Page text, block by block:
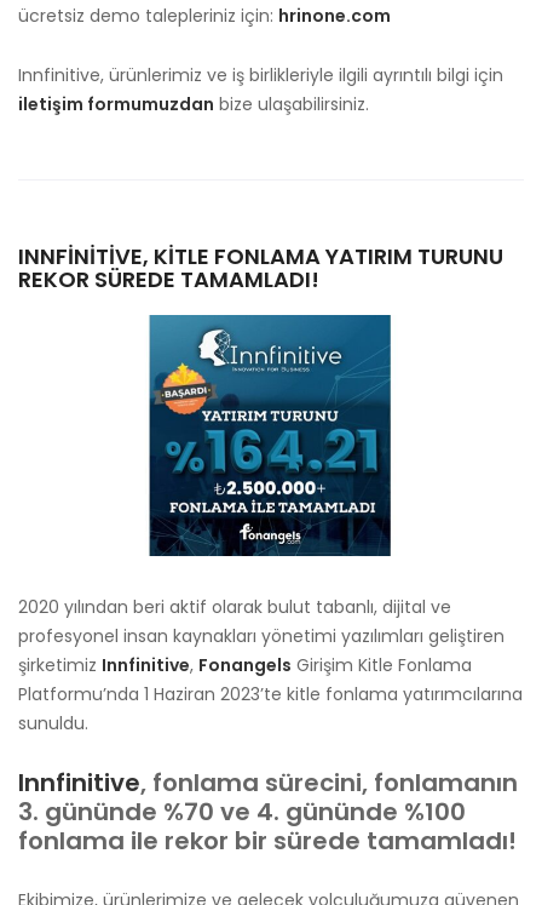
ücretsiz demo talepleriniz için: hrinone.com
Innfinitive, ürünlerimiz ve iş birlikleriyle ilgili ayrıntılı bilgi için
iletişim formumuzdan bize ulaşabilirsiniz.
INNFINITIVE, KITLE FONLAMA YATIRIM TURUNU
REKOR SÜREDE TAMAMLADI!
2020 yılından beri aktif olarak bulut tabanlı, dijital ve
profesyonel insan kaynakları yönetimi yazılımları geliştiren
şirketimiz Innfinitive, Fonangels Girişim Kitle Fonlama
Platformu’nda 1 Haziran 2023’te kitle fonlama yatırımcılarına
sunuldu.
Innfinitive, fonlama sürecini, fonlamanın
3. gününde %70 ve 4. gününde %100
fonlama ile rekor bir sürede tamamladı!